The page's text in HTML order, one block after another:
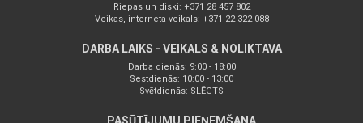
Riepas un diski: +371 28 457 802
Veikas, interneta veikals: +371 22 322 088
DARBA LAIKS - VEIKALS & NOLIKTAVA
Darba dienās: 9:00 - 18:00
Sestdienās: 10:00 - 13:00
Svētdienās: SLĒGTS